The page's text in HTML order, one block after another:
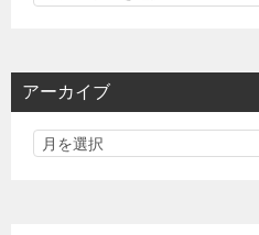
リ
アーカイブ